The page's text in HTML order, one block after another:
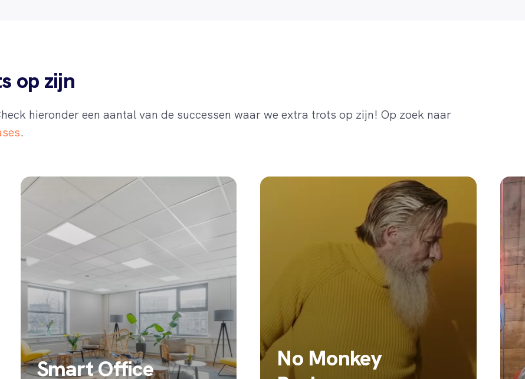
op zijn
hieronder een aantal van de successen waar we extra trots op zijn! Op zoek naar
.
Smart Office
No Monkey